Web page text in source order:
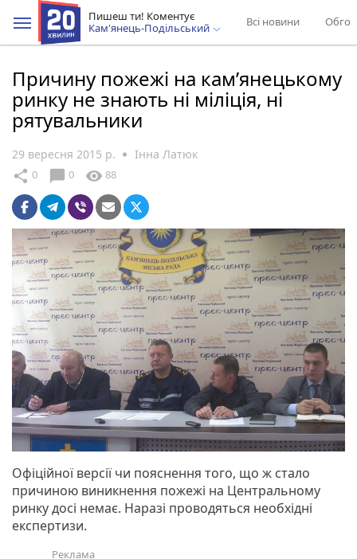
Пишеш ти! Коментує
Кам'янець-Подільський
Всі новини
Причину пожежі на кам’янецькому
ринку не знають ні міліція, ні
рятувальники
29 вересня 2015 р. Інна Латюк
share 0 chat_bubble 0 visibility 88
Офіційної версії чи пояснення того, що ж стало
причиною виникнення пожежі на Центральному
ринку досі немає. Наразі проводяться необхідні
експертизи.